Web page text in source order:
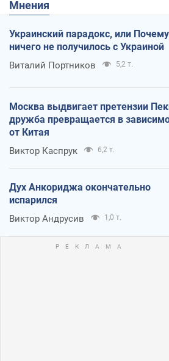
Мнения
Украинский парадокс, или
ничего не получилось с Украиной
Виталий Портников 5,2 т.
Москва выдвигает претензии
дружба превращается в
от Китая
Виктор Каспрук 6,2 т.
Дух Анкориджа окончательно
испарился
Виктор Андрусив 1,0 т.